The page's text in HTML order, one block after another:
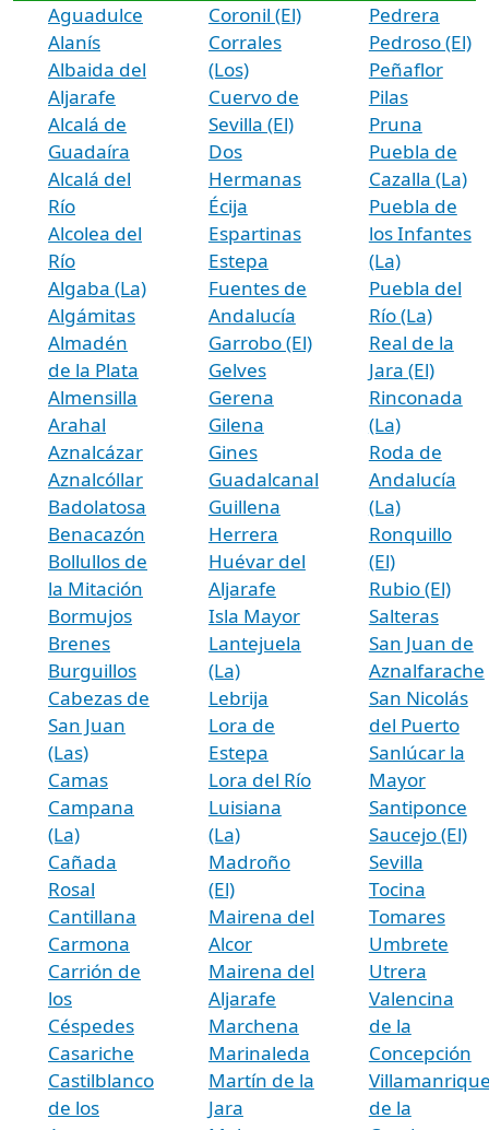
Aguadulce
Alanís
Albaida del
Aljarafe
Alcalá de
Guadaíra
Alcalá del
Río
Alcolea del
Río
Algaba (La)
Algámitas
Almadén
de la Plata
Almensilla
Arahal
Aznalcázar
Aznalcóllar
Badolatosa
Benacazón
Bollullos de
la Mitación
Bormujos
Brenes
Burguillos
Cabezas de
San Juan
(Las)
Camas
Campana
(La)
Cañada
Rosal
Cantillana
Carmona
Carrión de
los
Céspedes
Casariche
Castilblanco
de los
Coronil (El)
Corrales
(Los)
Cuervo de
Sevilla (El)
Dos
Hermanas
Écija
Espartinas
Estepa
Fuentes de
Andalucía
Garrobo (El)
Gelves
Gerena
Gilena
Gines
Guadalcanal
Guillena
Herrera
Huévar del
Aljarafe
Isla Mayor
Lantejuela
(La)
Lebrija
Lora de
Estepa
Lora del Río
Luisiana
(La)
Madroño
(El)
Mairena del
Alcor
Mairena del
Aljarafe
Marchena
Marinaleda
Martín de la
Jara
Pedrera
Pedroso (El)
Peñaflor
Pilas
Pruna
Puebla de
Cazalla (La)
Puebla de
los Infantes
(La)
Puebla del
Río (La)
Real de la
Jara (El)
Rinconada
(La)
Roda de
Andalucía
(La)
Ronquillo
(El)
Rubio (El)
Salteras
San Juan de
Aznalfarache
San Nicolás
del Puerto
Sanlúcar la
Mayor
Santiponce
Saucejo (El)
Sevilla
Tocina
Tomares
Umbrete
Utrera
Valencina
de la
Concepción
de la